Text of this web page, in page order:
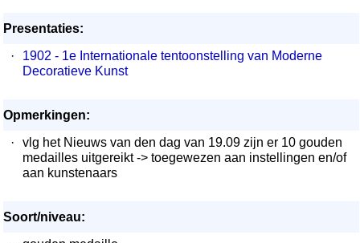
Presentaties:
·
1902 - 1e Internationale tentoonstelling van Moderne
Decoratieve Kunst
Opmerkingen:
·
vlg het Nieuws van den dag van 19.09 zijn er 10 gouden
medailles uitgereikt -> toegewezen aan instellingen en/of
aan kunstenaars
Soort/niveau: